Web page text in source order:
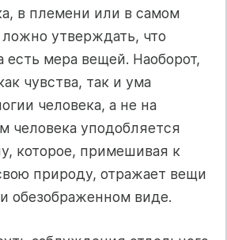
в племени или в самом
утверждать, что
есть мера вещей. Наоборот,
чувства, так и ума
человека, а не на
человека уподобляется
которое, примешивая к
природу, отражает вещи
обезображенном виде.